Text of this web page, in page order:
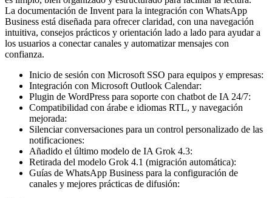
La documentación de Invent para la integración con WhatsApp
Business está diseñada para ofrecer claridad, con una navegación
intuitiva, consejos prácticos y orientación lado a lado para ayudar a
los usuarios a conectar canales y automatizar mensajes con
confianza.
Inicio de sesión con Microsoft SSO para equipos y empresas:
Integración con Microsoft Outlook Calendar:
Plugin de WordPress para soporte con chatbot de IA 24/7:
Compatibilidad con árabe e idiomas RTL, y navegación
mejorada:
Silenciar conversaciones para un control personalizado de las
notificaciones:
Añadido el último modelo de IA Grok 4.3:
Retirada del modelo Grok 4.1 (migración automática):
Guías de WhatsApp Business para la configuración de
canales y mejores prácticas de difusión: